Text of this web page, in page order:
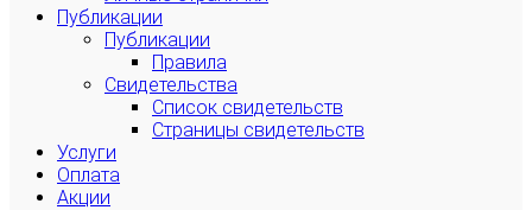
Публикации
Публикации
Правила
Свидетельства
Список свидетельств
Страницы свидетельств
Услуги
Оплата
Акции